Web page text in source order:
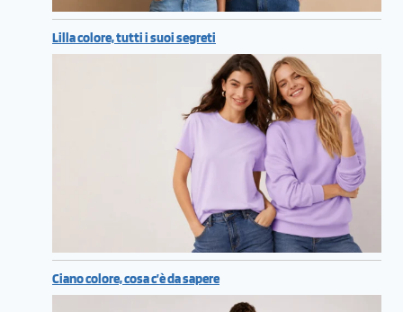
Lilla colore, tutti i suoi segreti
Ciano colore, cosa c’è da sapere